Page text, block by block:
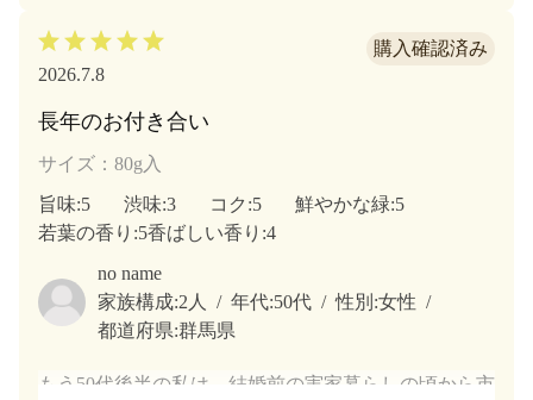
2026.7.8
長年のお付き合い
サイズ：80g入
旨味:5 渋味:3 コク :5 鮮やかな緑:5
若葉の香り :5香ばしい香り :4
no name
家族構成:2人 年代:50代 性別:女性
都道府県:群馬県
もう50代後半の私は、結婚前の実家暮らしの頃から市